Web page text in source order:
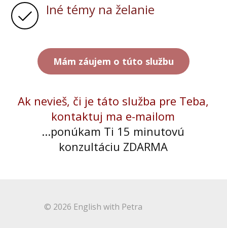
Iné témy na želanie
Mám záujem o túto službu
Ak nevieš, či je táto služba pre Teba,
kontaktuj ma e-mailom
...ponúkam Ti 15 minutovú
konzultáciu ZDARMA
© 2026 English with Petra